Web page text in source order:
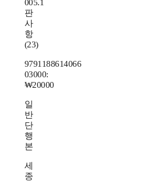
005.1
판
사
항
(23)
9791188614066
03000:
₩20000
일
반
단
행
본
세
종